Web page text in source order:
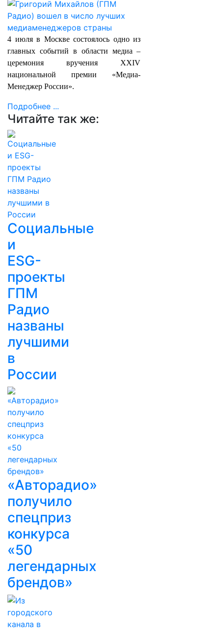
4 июля в Москве состоялось одно из
главных событий в области медиа –
церемония вручения XXIV
национальной премии «Медиа-
Менеджер России».
Подробнее ...
Читайте так же:
Социальные
и
ESG-
проекты
ГПМ
Радио
названы
лучшими
в
России
«Авторадио»
получило
спецприз
конкурса
«50
легендарных
брендов»